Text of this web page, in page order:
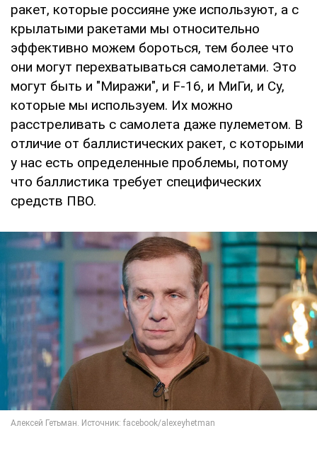
ракет, которые россияне уже используют, а с
крылатыми ракетами мы относительно
эффективно можем бороться, тем более что
они могут перехватываться самолетами. Это
могут быть и "Миражи", и F-16, и МиГи, и Су,
которые мы используем. Их можно
расстреливать с самолета даже пулеметом. В
отличие от баллистических ракет, с которыми
у нас есть определенные проблемы, потому
что баллистика требует специфических
средств ПВО.